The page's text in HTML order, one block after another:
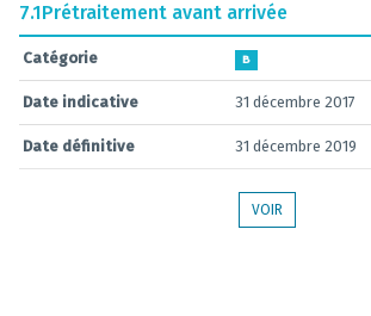
7.1Prétraitement avant arrivée
Catégorie B
Date indicative 31 décembre 2017
Date définitive 31 décembre 2019
VOIR